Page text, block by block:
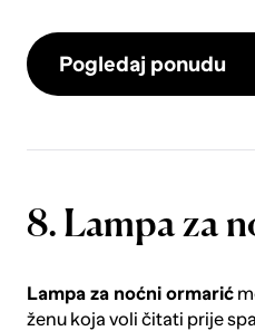
Pogledaj ponudu
8. Lampa za
Lampa za noćni ormarić
ženu koja voli čitati prije